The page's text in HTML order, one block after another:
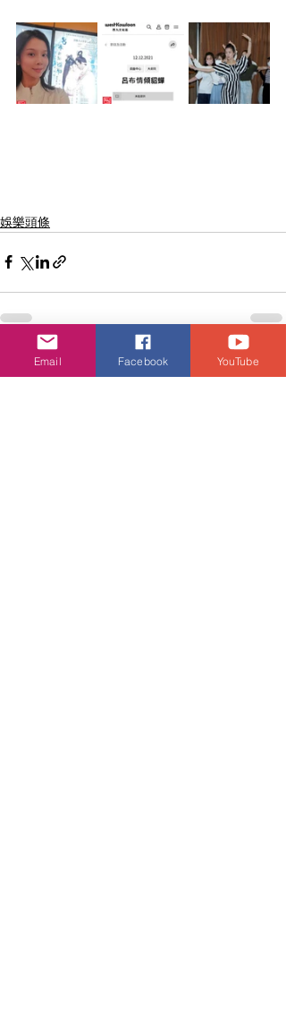
娛樂頭條
相關文章 查看全部
Email Facebook YouTube